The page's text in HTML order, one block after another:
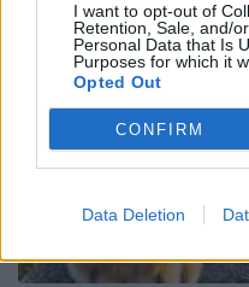
I want to opt-out of
Retention, Sale, and/
Personal Data that Is
Purposes for which it
Opted Out
CONFIRM
Data Deletion